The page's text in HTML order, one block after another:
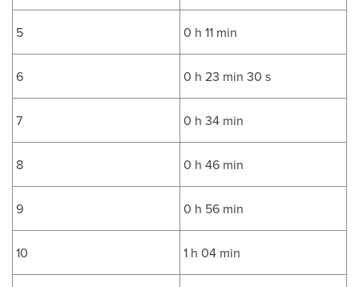
5 0 h 11 min
6 0 h 23 min 30 s
7 0 h 34 min
8 0 h 46 min
9 0 h 56 min
10 1 h 04 min